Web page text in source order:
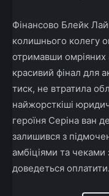
Фінансово Блейк
колишнього колегу
отримавши омріяних
красивий фінал для
тиск, не втратила
найжорсткіші
героїня Серіна ван
залишився з
амбіціями та чеками
доведеться оплатити.